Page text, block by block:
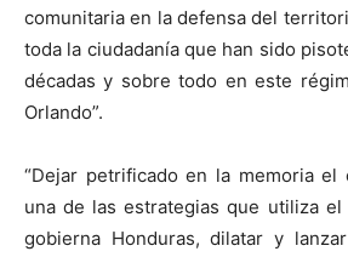
comunitaria en la defensa del
toda la ciudadanía que han sido
décadas y sobre todo en este
Orlando”.
“Dejar petrificado en la memoria
una de las estrategias que utiliza
gobierna Honduras, dilatar y